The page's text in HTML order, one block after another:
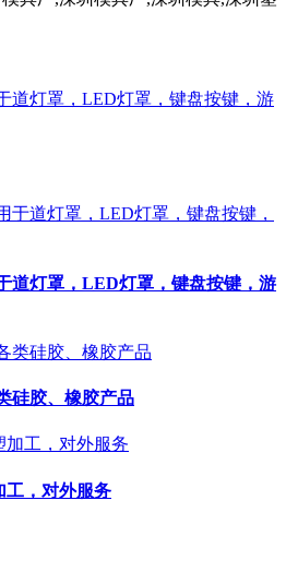
道灯罩，LED灯罩，键盘按键，游
道灯罩，LED灯罩，键盘按键，游
硅胶、橡胶产品
工，对外服务